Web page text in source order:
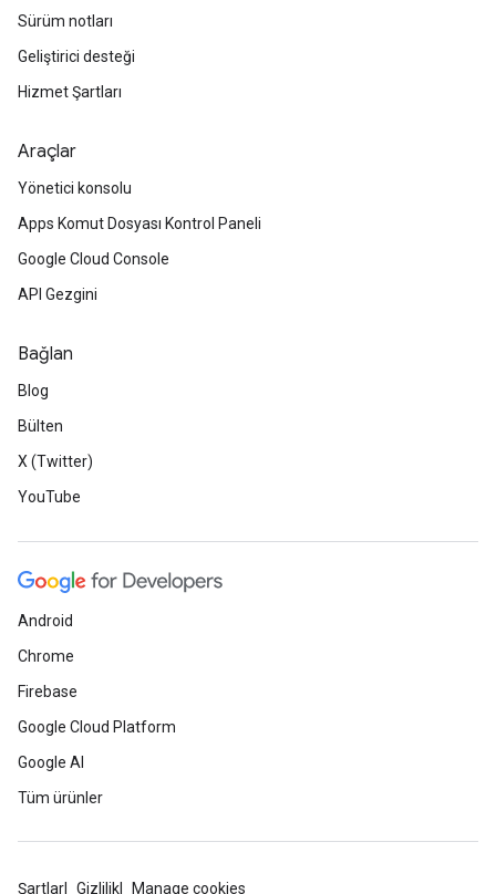
Sürüm notları
Geliştirici desteği
Hizmet Şartları
Araçlar
Yönetici konsolu
Apps Komut Dosyası Kontrol Paneli
Google Cloud Console
API Gezgini
Bağlan
Blog
Bülten
X (Twitter)
YouTube
Android
Chrome
Firebase
Google Cloud Platform
Google AI
Tüm ürünler
Şartlar Gizlilik Manage cookies